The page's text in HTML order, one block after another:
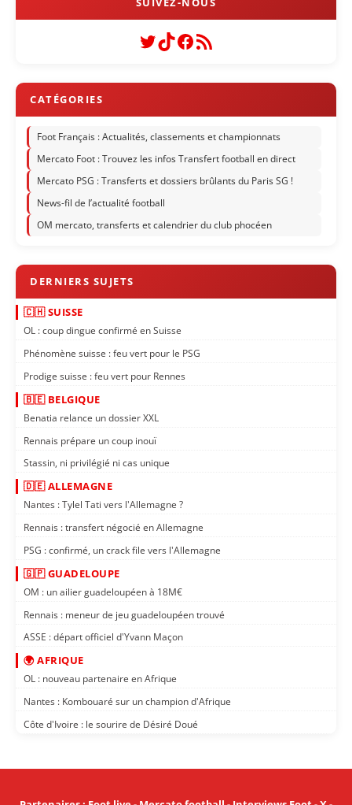
Twitter
TikTok
Facebook
Flux RSS
Foot Français : Actualités, classements et championnats
Mercato Foot : Trouvez les infos Transfert football en direct
Mercato PSG : Transferts et dossiers brûlants du Paris SG !
News-fil de l’actualité football
OM mercato, transferts et calendrier du club phocéen
🇨🇭 SUISSE
OL : coup dingue confirmé en Suisse
Phénomène suisse : feu vert pour le PSG
Prodige suisse : feu vert pour Rennes
🇧🇪 BELGIQUE
Benatia relance un dossier XXL
Rennais prépare un coup inouï
Stassin, ni privilégié ni cas unique
🇩🇪 ALLEMAGNE
Nantes : Tylel Tati vers l'Allemagne ?
Rennais : transfert négocié en Allemagne
PSG : confirmé, un crack file vers l'Allemagne
🇬🇵 GUADELOUPE
OM : un ailier guadeloupéen à 18M€
Rennais : meneur de jeu guadeloupéen trouvé
ASSE : départ officiel d'Yvann Maçon
🌍 AFRIQUE
OL : nouveau partenaire en Afrique
Nantes : Kombouaré sur un champion d'Afrique
Côte d'Ivoire : le sourire de Désiré Doué